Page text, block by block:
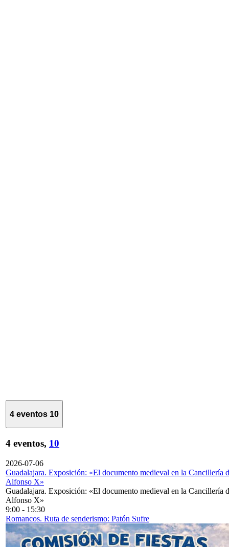
4 eventos 10
4 eventos, 10
2026-07-06
Guadalajara. Exposición: «El documento medieval en la Cancillería
Alfonso X»
Guadalajara. Exposición: «El documento medieval en la Cancillería
Alfonso X»
9:00 - 15:30
Romancos. Ruta de senderismo: Patón Sufre